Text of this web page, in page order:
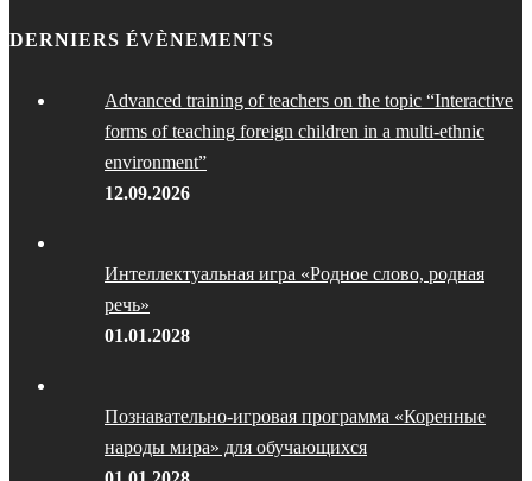
DERNIERS ÉVÈNEMENTS
Advanced training of teachers on the topic “Interactive
forms of teaching foreign children in a multi-ethnic
environment”
12.09.2026
Интеллектуальная игра «Родное слово, родная
речь»
01.01.2028
Познавательно-игровая программа «Коренные
народы мира» для обучающихся